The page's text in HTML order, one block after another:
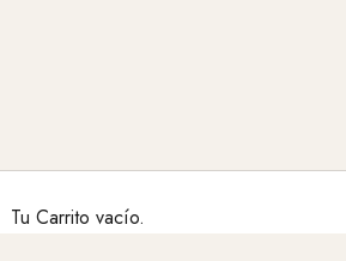
Tu Carrito vacío.
Vive TONDEO